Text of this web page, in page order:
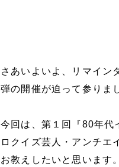
さあいよいよ、リマイン
弾の開催が迫って参りま
今回は、第１回『80年代
ロクイズ芸人・アンチエ
お教えしたいと思います。